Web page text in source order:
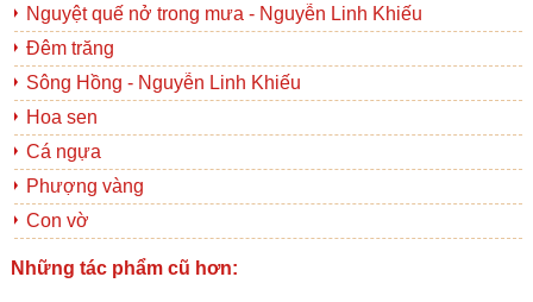
Nguyệt quế nở trong mưa - Nguyễn Linh Khiếu
Đêm trăng
Sông Hồng - Nguyễn Linh Khiếu
Hoa sen
Cá ngựa
Phượng vàng
Con vờ
Những tác phẩm cũ hơn: